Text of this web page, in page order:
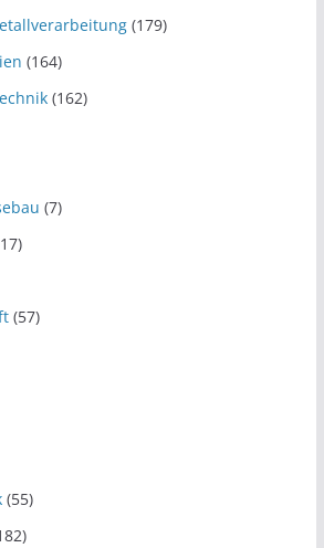
(179)
(164)
(162)
(7)
(57)
(55)